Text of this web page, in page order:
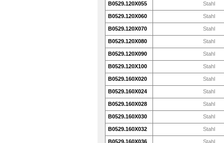
B0529.120X055 Stahl
B0529.120X060 Stahl
B0529.120X070 Stahl
B0529.120X080 Stahl
B0529.120X090 Stahl
B0529.120X100 Stahl
B0529.160X020 Stahl
B0529.160X024 Stahl
B0529.160X028 Stahl
B0529.160X030 Stahl
B0529.160X032 Stahl
B0529.160X036 Stahl